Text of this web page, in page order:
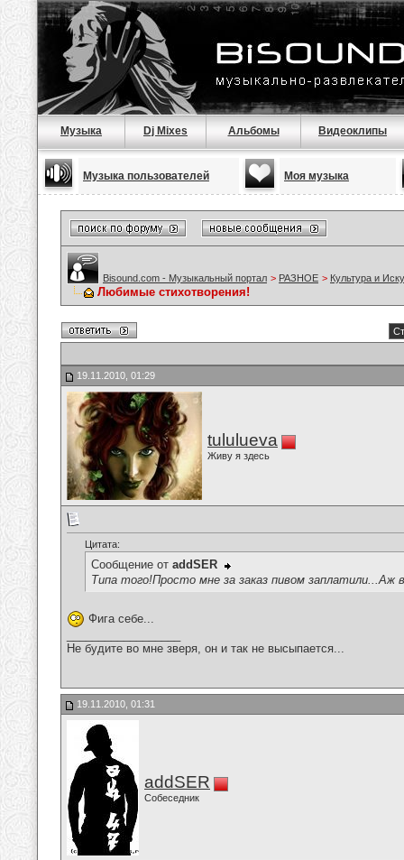
Музыка Dj Mixes Альбомы Видеоклипы
Музыка пользователей Моя музыка
Bisound.com - Музыкальный портал > РАЗНОЕ > Культура и
Любимые стихотворения!
19.11.2010, 01:29
tululueva
Живу я здесь
Цитата:
Сообщение от addSER
Типа того!Просто мне за заказ пивом заплатили...Аж
Фига себе...
Не будите во мне зверя, он и так не высыпается...
19.11.2010, 01:31
addSER
Собеседник